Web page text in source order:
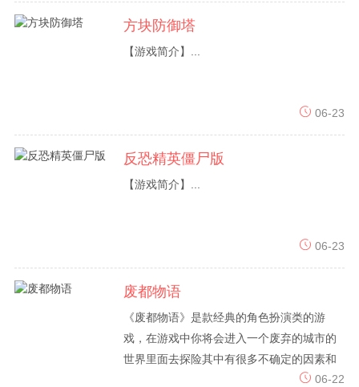
方块防御塔
【游戏简介】...
06-23
反恐精英僵尸版
【游戏简介】...
06-23
废都物语
《废都物语》是款经典的角色扮演类的游
戏，在游戏中你将会进入一个废弃的城市的
世界里面去探险其中有很多不确定的因素和
困难等待着我们来解决。作为主人公开始一
06-22